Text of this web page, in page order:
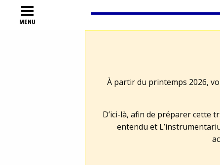
MENU
À partir du printemps 2026,
D’ici-là, afin de préparer cette
entendu et